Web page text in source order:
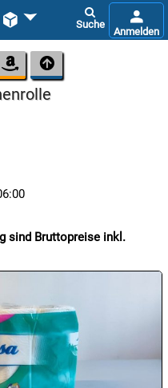
 
 
sind Bruttopreise inkl.